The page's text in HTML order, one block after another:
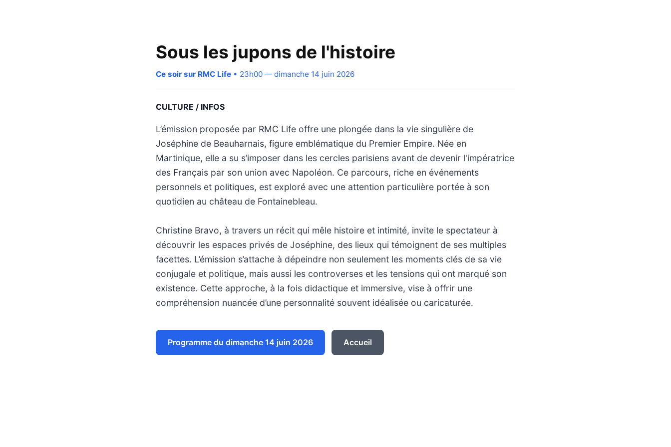
Sous les jupons de l'histoire
Ce soir sur RMC Life • 23h00 — dimanche 14 juin 2026
CULTURE / INFOS
L’émission proposée par RMC Life offre une plongée dans la vie singulière de
Joséphine de Beauharnais, figure emblématique du Premier Empire. Née en
Martinique, elle a su s’imposer dans les cercles parisiens avant de devenir l'impératrice
des Français par son union avec Napoléon. Ce parcours, riche en événements
personnels et politiques, est exploré avec une attention particulière portée à son
quotidien au château de Fontainebleau.
Christine Bravo, à travers un récit qui mêle histoire et intimité, invite le spectateur à
découvrir les espaces privés de Joséphine, des lieux qui témoignent de ses multiples
facettes. L’émission s’attache à dépeindre non seulement les moments clés de sa vie
conjugale et politique, mais aussi les controverses et les tensions qui ont marqué son
existence. Cette approche, à la fois didactique et immersive, vise à offrir une
compréhension nuancée d’une personnalité souvent idéalisée ou caricaturée.
Programme du dimanche 14 juin 2026 Accueil